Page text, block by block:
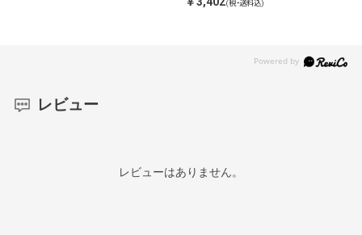
(税・送料込)
レビュー
レビューはありません。